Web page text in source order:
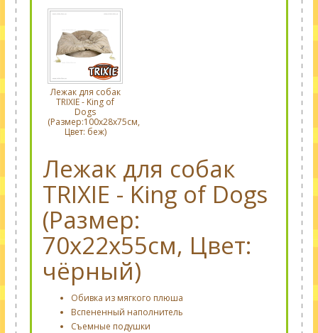
Лежак для собак
TRIXIE - King of
Dogs
(Размер:100х28х75cм,
Цвет: беж)
Лежак для собак
TRIXIE - King of Dogs
(Размер:
70х22х55cм, Цвет:
чёрный)
Обивка из мягкого плюша
Вспененный наполнитель
Съемные подушки